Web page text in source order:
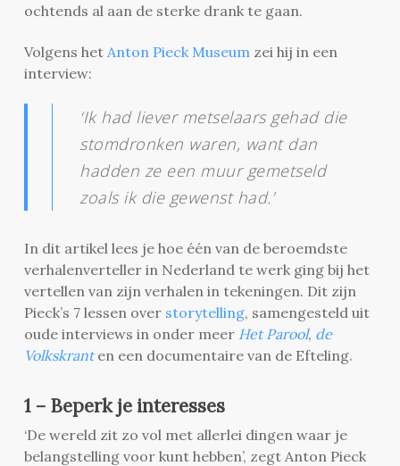
ochtends al aan de sterke drank te gaan.
Volgens het Anton Pieck Museum zei hij in een
interview:
‘Ik had liever metselaars gehad die
stomdronken waren, want dan
hadden ze een muur gemetseld
zoals ik die gewenst had.’
In dit artikel lees je hoe één van de beroemdste
verhalenverteller in Nederland te werk ging bij het
vertellen van zijn verhalen in tekeningen. Dit zijn
Pieck’s 7 lessen over storytelling, samengesteld uit
oude interviews in onder meer Het Parool, de
Volkskranten een documentaire van de Efteling.
1 – Beperk je interesses
‘De wereld zit zo vol met allerlei dingen waar je
belangstelling voor kunt hebben’, zegt Anton Pieck